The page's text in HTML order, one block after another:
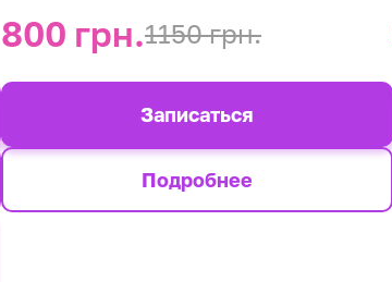
800 грн.1150 грн.
Подробнее
Записаться